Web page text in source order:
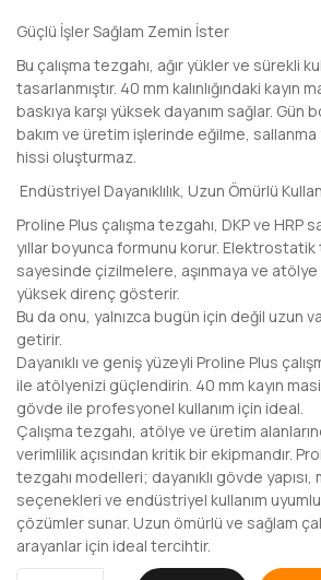
Güçlü İşler Sağlam Zemin İster
Bu çalışma tezgahı, ağır yükler ve sürekli
tasarlanmıştır. 40 mm kalınlığındaki
baskıya karşı yüksek dayanım sağlar. Gün
bakım ve üretim işlerinde eğilme,
hissi oluşturmaz.
Endüstriyel Dayanıklılık, Uzun Ömürlü
Proline Plus çalışma tezgahı, DKP ve HRP
yıllar boyunca formunu korur. Elektrostatik
sayesinde çizilmelere, aşınmaya ve atölye
yüksek direnç gösterir.
Bu da onu, yalnızca bugün için değil uzun
getirir.
Dayanıklı ve geniş yüzeyli Proline Plus
ile atölyenizi güçlendirin. 40 mm kayın
gövde ile profesyonel kullanım için ideal.
Çalışma tezgahı, atölye ve üretim
verimlilik açısından kritik bir ekipmandır.
tezgahı modelleri; dayanıklı gövde
seçenekleri ve endüstriyel kullanım
çözümler sunar. Uzun ömürlü ve sağlam
arayanlar için ideal tercihtir.